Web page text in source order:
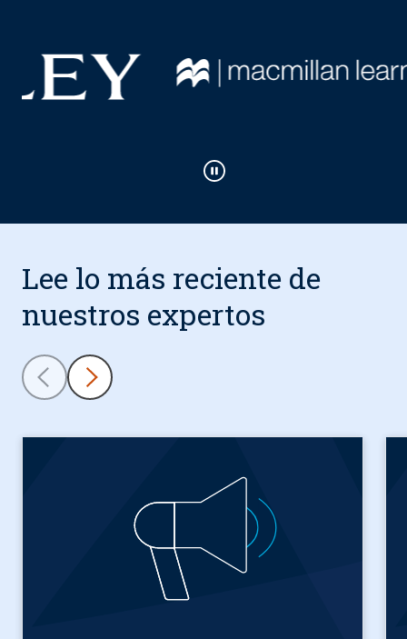
Reproducir / Pausar
Lee lo más reciente de
nuestros expertos